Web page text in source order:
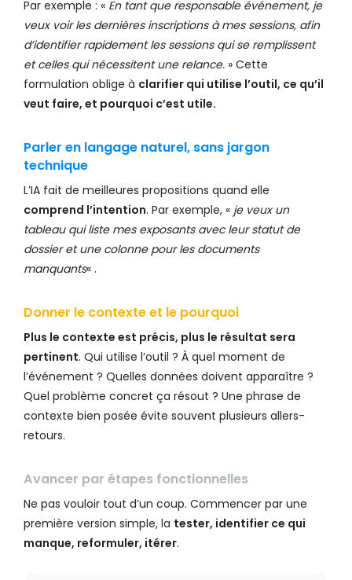
Par exemple : « En tant que responsable événement, je
veux voir les dernières inscriptions à mes sessions, afin
d’identifier rapidement les sessions qui se remplissent
et celles qui nécessitent une relance.» Cette
formulation oblige à clarifier qui utilise l’outil, ce qu’il
veut faire, et pourquoi c’est utile.
Parler en langage naturel, sans jargon
technique
L’IA fait de meilleures propositions quand elle
comprend l’intention. Par exemple, « je veux un
tableau qui liste mes exposants avec leur statut de
dossier et une colonne pour les documents
manquants« .
Donner le contexte et le pourquoi
Plus le contexte est précis, plus le résultat sera
pertinent. Qui utilise l’outil ? À quel moment de
l’événement ? Quelles données doivent apparaître ?
Quel problème concret ça résout ? Une phrase de
contexte bien posée évite souvent plusieurs allers-
retours.
Avancer par étapes fonctionnelles
Ne pas vouloir tout d’un coup. Commencer par une
première version simple, la tester, identifier ce qui
manque, reformuler, itérer.